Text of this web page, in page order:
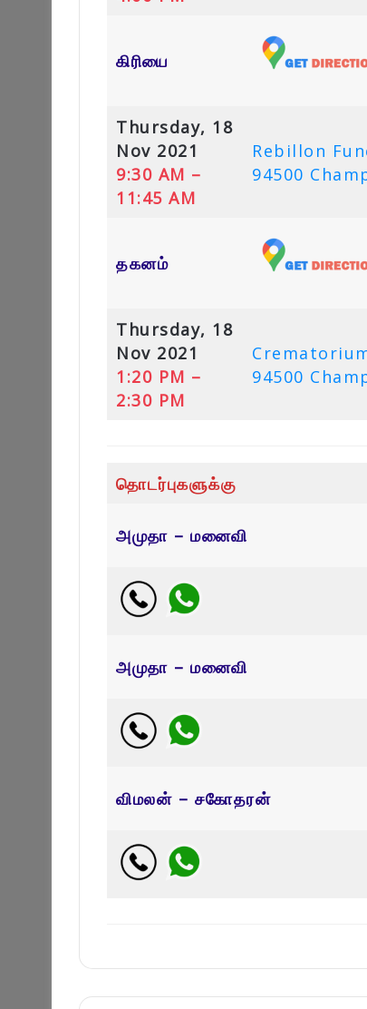
கிரியை
Thursday, 18
Nov 2021
9:30 AM –
11:45 AM
Rebillon
94500
தகனம்
Thursday, 18
Nov 2021
1:20 PM –
2:30 PM
94500
தொடர்புகளுக்கு
அமுதா – மனைவி
அமுதா – மனைவி
விமலன் – சகோதரன்